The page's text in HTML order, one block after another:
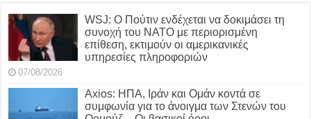
WSJ: Ο Πούτιν ενδέχεται να δοκιμάσει τη
συνοχή του ΝΑΤΟ με περιορισμένη
επίθεση, εκτιμούν οι αμερικανικές
υπηρεσίες πληροφοριών
07/08/2026
Axios: ΗΠΑ, Ιράν και Ομάν κοντά σε
συμφωνία για το άνοιγμα των Στενών του